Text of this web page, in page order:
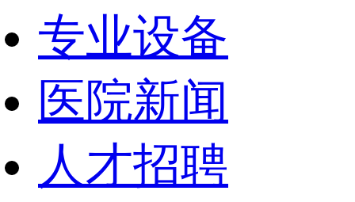
专业设备
医院新闻
人才招聘